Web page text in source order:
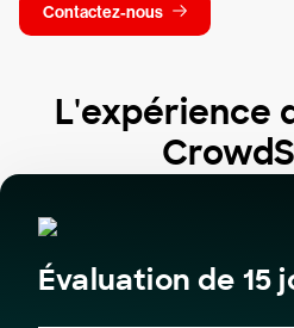
Contactez-nous
L'expérience
Évaluation de 15